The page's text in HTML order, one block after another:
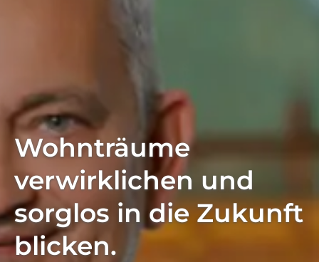
Wohnträume
verwirklichen und
sorglos in die Zukunft
blicken.